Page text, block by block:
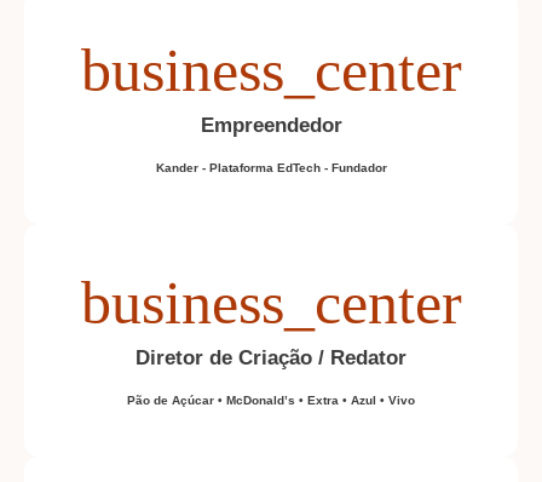
Empreendedor
Kander - Plataforma EdTech - Fundador
Diretor de Criação / Redator
Pão de Açúcar • McDonald’s • Extra • Azul • Vivo